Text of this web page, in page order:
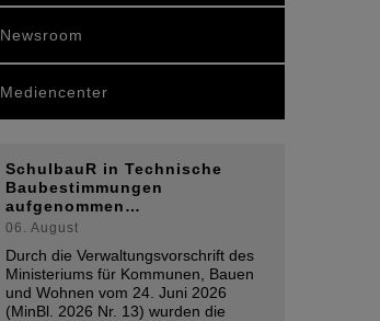
Newsroom
Mediencenter
SchulbauR in Technische
Baubestimmungen
aufgenommen…
06. August
Durch die Verwaltungsvorschrift des
Ministeriums für Kommunen, Bauen
und Wohnen vom 24. Juni 2026
(MinBl. 2026 Nr. 13) wurden die